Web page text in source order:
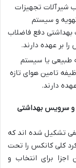
شیرآلات تجهیزات
و سیستم
دفع فاضلاب
بر عهده دارند.
طبیعی یا سیستم
تامین هوای تازه
دارند.
و سرویس بهداشتی
تشکیل شده اند که
کلی کانکس را تحت
اجزا برای انتخاب و